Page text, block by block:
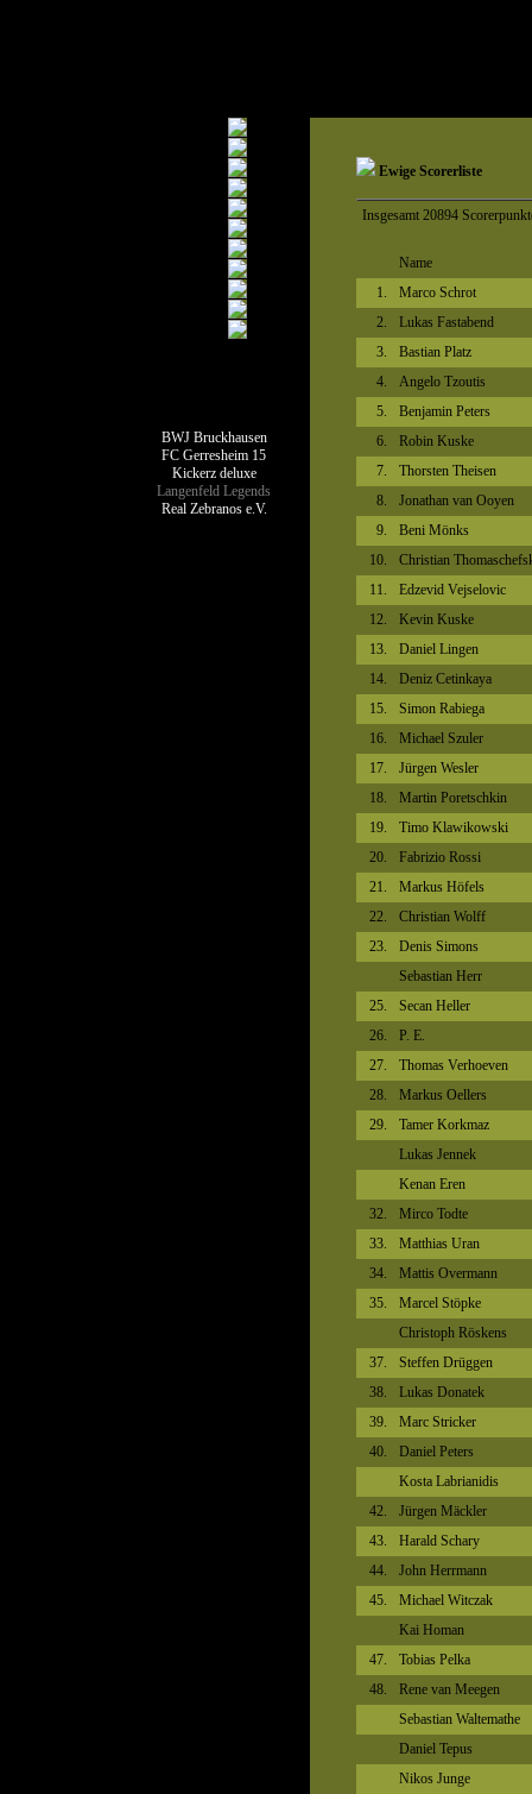
BWJ Bruckhausen
FC Gerresheim 15
Kickerz deluxe
Langenfeld Legends
Real Zebranos e.V.
Ewige Scorerliste
Insgesamt 20894
Name
1.
Marco Schrot
2.
Lukas Fastabend
3.
Bastian Platz
4.
Angelo Tzoutis
5.
Benjamin Peters
6.
Robin Kuske
7.
Thorsten Theisen
8.
Jonathan van Ooyen
9.
Beni Mönks
10.
Christian
11.
Edzevid Vejselovic
12.
Kevin Kuske
13.
Daniel Lingen
14.
Deniz Cetinkaya
15.
Simon Rabiega
16.
Michael Szuler
17.
Jürgen Wesler
18.
Martin Poretschkin
19.
Timo Klawikowski
20.
Fabrizio Rossi
21.
Markus Höfels
22.
Christian Wolff
23.
Denis Simons
Sebastian Herr
25.
Secan Heller
26.
P. E.
27.
Thomas Verhoeven
28.
Markus Oellers
29.
Tamer Korkmaz
Lukas Jennek
Kenan Eren
32.
Mirco Todte
33.
Matthias Uran
34.
Mattis Overmann
35.
Marcel Stöpke
Christoph Röskens
37.
Steffen Drüggen
38.
Lukas Donatek
39.
Marc Stricker
40.
Daniel Peters
Kosta Labrianidis
42.
Jürgen Mäckler
43.
Harald Schary
44.
John Herrmann
45.
Michael Witczak
Kai Homan
47.
Tobias Pelka
48.
Rene van Meegen
Sebastian Waltemathe
Daniel Tepus
Nikos Junge